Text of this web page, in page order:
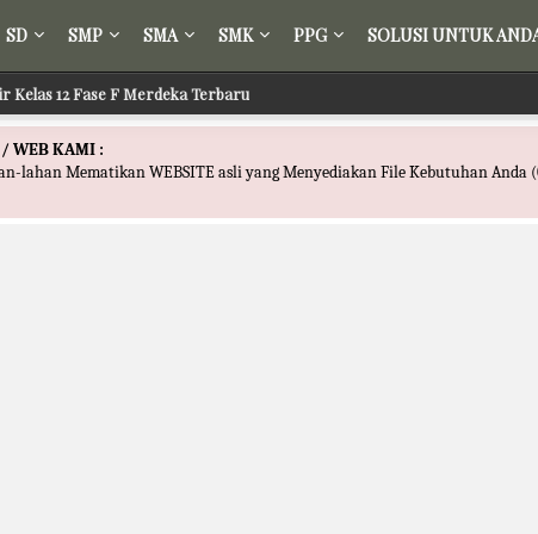
SD SMP SMA SMK PPG SOLUSI UNTUK
Kelas 12 Fase F Merdeka Terbaru
WEB KAMI :
lahan Mematikan WEBSITE asli yang Menyediakan File Kebutuhan Anda